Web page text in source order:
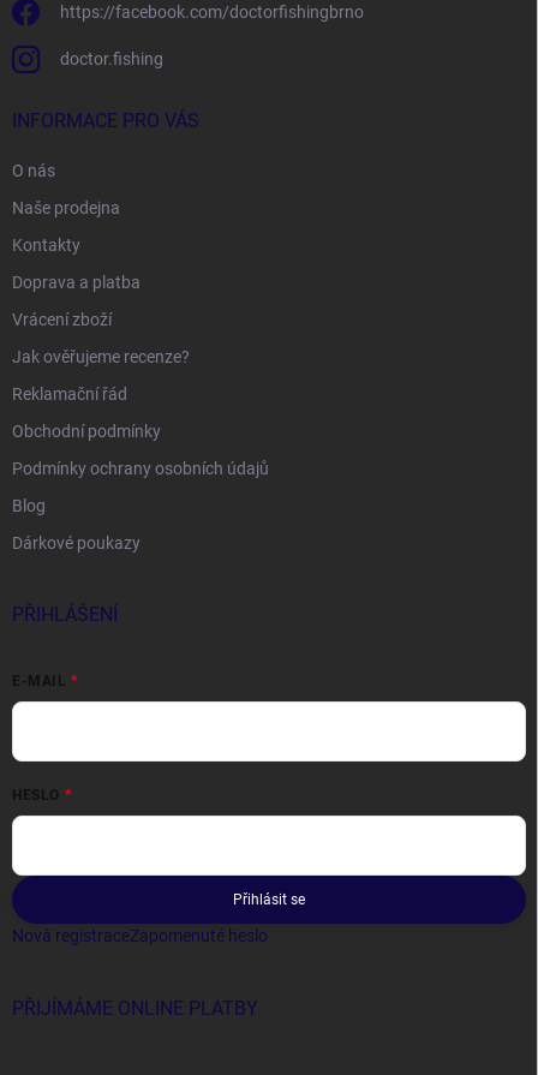
https://facebook.com/doctorfishingbrno
doctor.fishing
INFORMACE PRO VÁS
O nás
Naše prodejna
Kontakty
Doprava a platba
Vrácení zboží
Jak ověřujeme recenze?
Reklamační řád
Obchodní podmínky
Podmínky ochrany osobních údajů
Blog
Dárkové poukazy
PŘIHLÁŠENÍ
E-MAIL
HESLO
Přihlásit se
Nová registraceZapomenuté heslo
PŘIJÍMÁME ONLINE PLATBY